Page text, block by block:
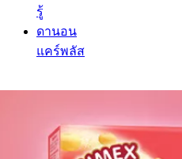
รู้​
ดานอน
แคร์พลัส